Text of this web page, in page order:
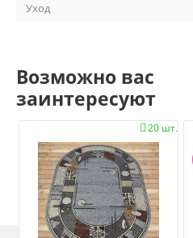
Уход
Возможно вас
заинтересуют
20 шт.
